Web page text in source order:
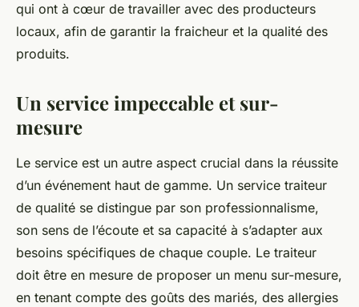
qui ont à cœur de travailler avec des producteurs
locaux, afin de garantir la fraicheur et la qualité des
produits.
Un service impeccable et sur-
mesure
Le service est un autre aspect crucial dans la réussite
d’un événement haut de gamme. Un service traiteur
de qualité se distingue par son professionnalisme,
son sens de l’écoute et sa capacité à s’adapter aux
besoins spécifiques de chaque couple. Le traiteur
doit être en mesure de proposer un menu sur-mesure,
en tenant compte des goûts des mariés, des allergies